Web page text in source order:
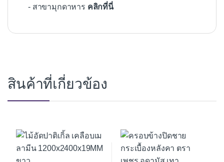
- สาขามุกดาหาร คลิกที่นี่
สินค้าที่เกี่ยวข้อง